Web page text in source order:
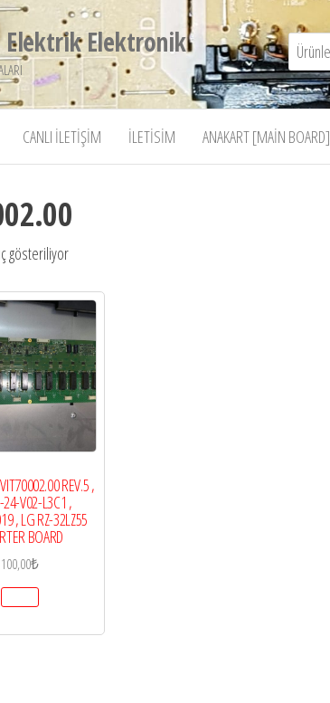
Elektrik Elektronik
CANLI İLETIŞIM İLETISIM ANAKART [MAIN BOARD]
gösteriliyor
REV.5 ,
V02-L3C1 ,
, LG RZ-32LZ55
BOARD
100,00₺